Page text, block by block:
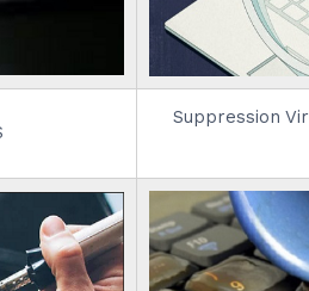
Suppression